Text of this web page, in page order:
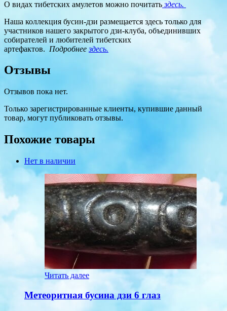
О видах тибетских амулетов можно почитатьздесь.
Наша коллекция бусин-дзи размещается здесь только для
участников нашего закрытого дзи-клуба, объединивших
собирателей и любителей тибетских
артефактов. Подробнеездесь.
Отзывы
Отзывов пока нет.
Только зарегистрированные клиенты, купившие данный
товар, могут публиковать отзывы.
Похожие товары
Нет в наличии
Читать далее
Метеоритная бусина дзи 6 глаз